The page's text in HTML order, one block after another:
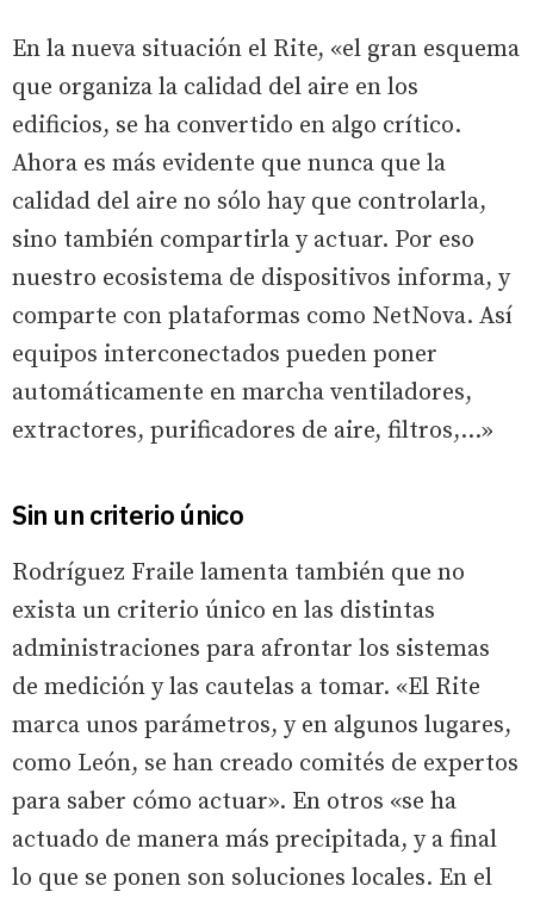
En la nueva situación el Rite, «el gran esquema
que organiza la calidad del aire en los
edificios, se ha convertido en algo crítico.
Ahora es más evidente que nunca que la
calidad del aire no sólo hay que controlarla,
sino también compartirla y actuar. Por eso
nuestro ecosistema de dispositivos informa, y
comparte con plataformas como NetNova. Así
equipos interconectados pueden poner
automáticamente en marcha ventiladores,
extractores, purificadores de aire, filtros,...»
Sin un criterio único
Rodríguez Fraile lamenta también que no
exista un criterio único en las distintas
administraciones para afrontar los sistemas
de medición y las cautelas a tomar. «El Rite
marca unos parámetros, y en algunos lugares,
como León, se han creado comités de expertos
para saber cómo actuar». En otros «se ha
actuado de manera más precipitada, y a final
lo que se ponen son soluciones locales. En el